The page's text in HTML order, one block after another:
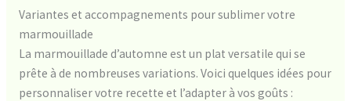
Variantes et accompagnements pour sublimer votre
marmouillade
La marmouillade d’automne est un plat versatile qui se
prête à de nombreuses variations. Voici quelques idées pour
personnaliser votre recette et l’adapter à vos goûts :